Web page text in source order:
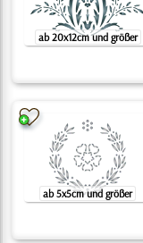
ab 20x12cm und größer
ab 5x5cm und größer